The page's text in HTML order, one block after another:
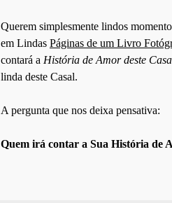
Querem simplesmente lindos
em Lindas Páginas de um Livro
contará a História de Amor deste
linda deste Casal.
A pergunta que nos deixa pensativa:
Quem irá contar a Sua História de